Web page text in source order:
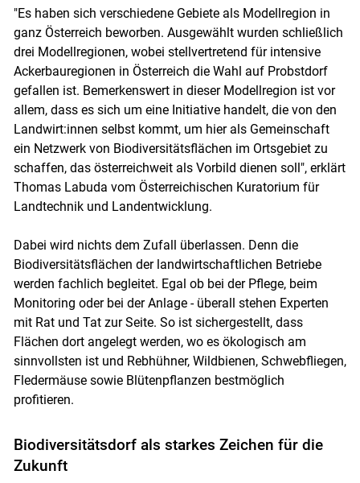
"Es haben sich verschiedene Gebiete als Modellregion in
ganz Österreich beworben. Ausgewählt wurden schließlich
drei Modellregionen, wobei stellvertretend für intensive
Ackerbauregionen in Österreich die Wahl auf Probstdorf
gefallen ist. Bemerkenswert in dieser Modellregion ist vor
allem, dass es sich um eine Initiative handelt, die von den
Landwirt:innen selbst kommt, um hier als Gemeinschaft
ein Netzwerk von Biodiversitätsflächen im Ortsgebiet zu
schaffen, das österreichweit als Vorbild dienen soll", erklärt
Thomas Labuda vom Österreichischen Kuratorium für
Landtechnik und Landentwicklung.
Dabei wird nichts dem Zufall überlassen. Denn die
Biodiversitätsflächen der landwirtschaftlichen Betriebe
werden fachlich begleitet. Egal ob bei der Pflege, beim
Monitoring oder bei der Anlage - überall stehen Experten
mit Rat und Tat zur Seite. So ist sichergestellt, dass
Flächen dort angelegt werden, wo es ökologisch am
sinnvollsten ist und Rebhühner, Wildbienen, Schwebfliegen,
Fledermäuse sowie Blütenpflanzen bestmöglich
profitieren.
Biodiversitätsdorf als starkes Zeichen für die
Zukunft